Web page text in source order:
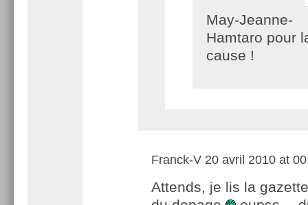
May-Jeanne-
Hamtaro pour
cause !
Franck-V 20 avril 2010 at
Attends, je lis la gazette